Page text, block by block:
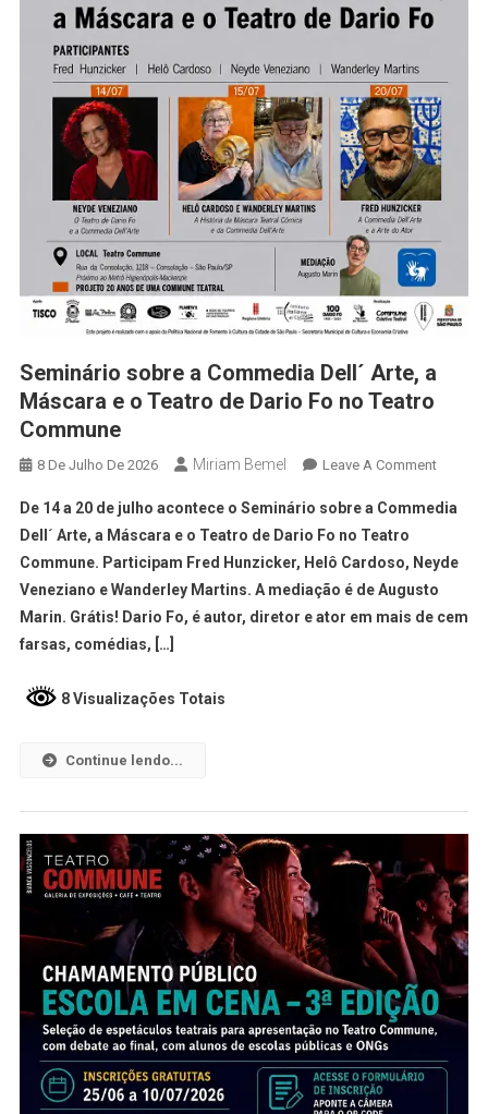
Seminário sobre a Commedia Dell´ Arte, a
Máscara e o Teatro de Dario Fo no Teatro
Commune
8 De Julho De 2026 Miriam Bemel Leave A Comment
De 14 a 20 de julho acontece o Seminário sobre a Commedia
Dell´ Arte, a Máscara e o Teatro de Dario Fo no Teatro
Commune. Participam Fred Hunzicker, Helô Cardoso, Neyde
Veneziano e Wanderley Martins. A mediação é de Augusto
Marin. Grátis! Dario Fo, é autor, diretor e ator em mais de cem
farsas, comédias, […]
8 Visualizações Totais
Continue lendo...